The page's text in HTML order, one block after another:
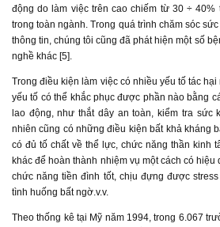
động do làm việc trên cao chiếm từ 30 ÷ 40%
trong toàn ngành. Trong quá trình chăm sóc
thông tin, chúng tôi cũng đã phát hiện một số
nghề khác [5].
Trong điều kiện làm việc có nhiều yếu tố tác
yếu tố có thể khắc phục được phần nào bằng
lao động, như thắt dây an toàn, kiểm tra sức
nhiên cũng có những điều kiện bất khả kháng
có đủ tố chất về thể lực, chức năng thần kinh
khác để hoàn thành nhiệm vụ một cách có
chức năng tiền đình tốt, chịu đựng được
tình huống bất ngờ.v.v.
Theo thống kê tại Mỹ năm 1994, trong 6.067